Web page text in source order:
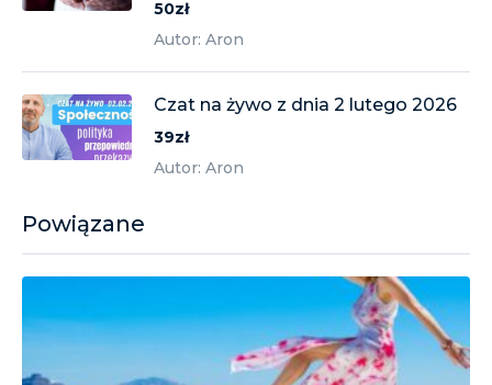
Powiązane
50zł
Autor: Aron
Czat na żywo z dnia 2 lutego 2026
39zł
Autor: Aron